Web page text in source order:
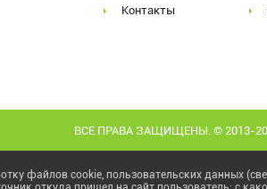
Контакты
ВСЕ ПРАВА ЗАЩИЩЕНЫ. © 2013-
файлов cookie, пользовательских данных